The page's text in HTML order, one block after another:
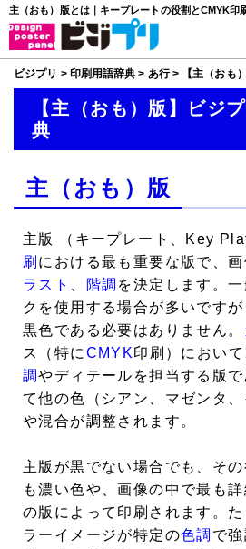
主（おも）版とは｜キープレートの役割とCMYK印
ビジプリ > 印刷用語辞典 > あ行> 【主（おも
【主（おも）版】ビジ
典
主（おも）版
主版 （キープレート、Key
刷 における最も重要な版で、
ラスト
階調 を決定します。
クを使用する場合が多いです
黒色である必要はありません。
ス（特に CMYK印刷）におい
調やディテールを担当する版
て他の色（シアン、マゼンタ
や混合が調整されます。
主版 が黒でない場合でも、そ
も濃い色や、画像の中で最も
の版によって印刷されます。
ラーイメージが特定の色調 で